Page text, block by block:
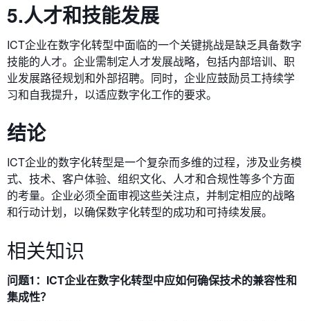
5.人才和技能发展
ICT企业在数字化转型中面临的一个关键挑战是缺乏具备数字
技能的人才。企业需制定人才发展战略，包括内部培训、职
业发展路径规划和外部招聘。同时，企业应鼓励员工持续学
习和自我提升，以适应数字化工作的要求。
结论
ICT企业的数字化转型是一个复杂而多维的过程，涉及业务模
式、技术、客户体验、组织文化、人才和合规性等多个方面
的考量。企业必须全面审视这些关注点，并制定相应的战略
和行动计划，以确保数字化转型的成功和可持续发展。
相关知识
问题1：ICT企业在数字化转型中应如何确保技术的兼容性和
集成性？